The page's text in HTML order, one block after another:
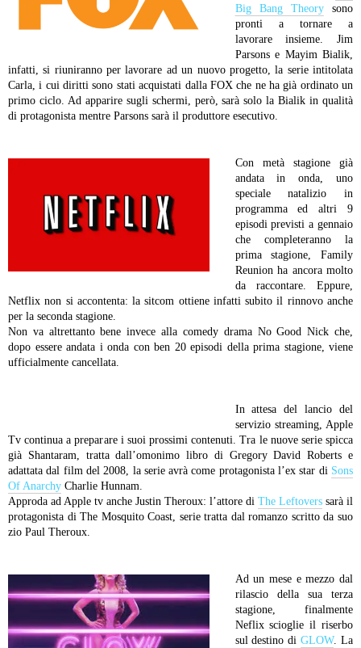
Big Bang Theorysono
pronti a tornare a
lavorare insieme. Jim
Parsons e Mayim Bialik,
infatti, si riuniranno per lavorare ad un nuovo progetto, la serie intitolata
Carla, i cui diritti sono stati acquistati dalla FOX che ne ha già ordinato un
primo ciclo. Ad apparire sugli schermi, però, sarà solo la Bialik in qualità
di protagonista mentre Parsons sarà il produttore esecutivo.
Con metà stagione già
andata in onda, uno
speciale natalizio in
programma ed altri 9
episodi previsti a gennaio
che completeranno la
prima stagione, Family
Reunion ha ancora molto
da raccontare. Eppure,
Netflix non si accontenta: la sitcom ottiene infatti subito il rinnovo anche
per la seconda stagione.
Non va altrettanto bene invece alla comedy drama No Good Nick che,
dopo essere andata i onda con ben 20 episodi della prima stagione, viene
ufficialmente cancellata.
In attesa del lancio del
servizio streaming, Apple
Tv continua a preparare i suoi prossimi contenuti. Tra le nuove serie spicca
già Shantaram, tratta dall’omonimo libro di Gregory David Roberts e
adattata dal film del 2008, la serie avrà come protagonista l’ex star di Sons
Of Anarchy Charlie Hunnam.
Approda ad Apple tv anche Justin Theroux: l’attore di The Leftovers sarà il
protagonista di The Mosquito Coast, serie tratta dal romanzo scritto da suo
zio Paul Theroux.
Ad un mese e mezzo dal
rilascio della sua terza
stagione, finalmente
Neflix scioglie il riserbo
sul destino diGLOW. La